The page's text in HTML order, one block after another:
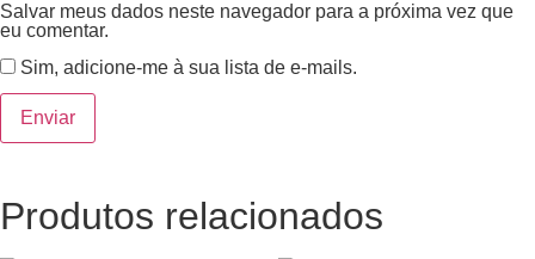
Salvar meus dados neste navegador para a próxima vez que
eu comentar.
Sim, adicione-me à sua lista de e-mails.
Produtos relacionados